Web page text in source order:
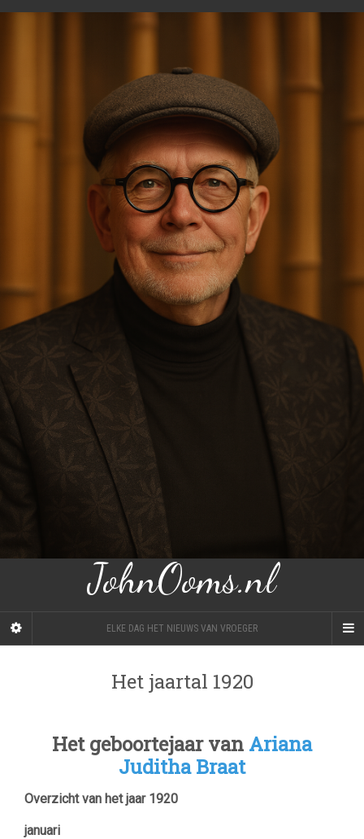
JohnOoms.nl
ELKE DAG HET NIEUWS VAN VROEGER
Het jaartal 1920
Het geboortejaar van Ariana
Juditha Braat
Overzicht van het jaar 1920
januari